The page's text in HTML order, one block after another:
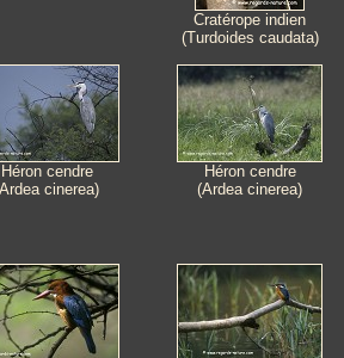
Cratérope indien
(Turdoides caudata)
Héron cendre
cinerea)
Héron cendre
(Ardea cinerea)